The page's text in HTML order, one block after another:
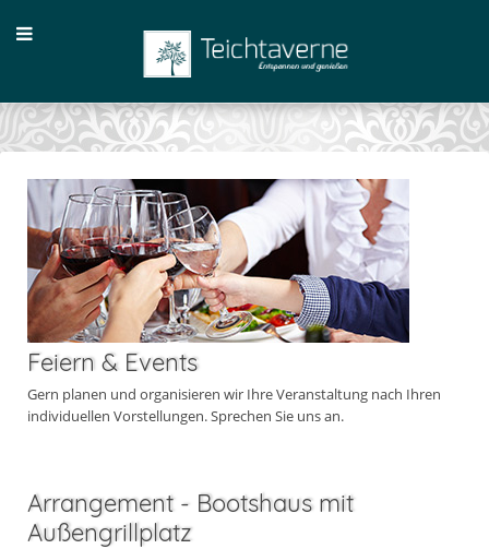
Feiern & Events
Gern planen und organisieren wir Ihre Veranstaltung nach Ihren
individuellen Vorstellungen. Sprechen Sie uns an.
Arrangement - Bootshaus mit
Außengrillplatz